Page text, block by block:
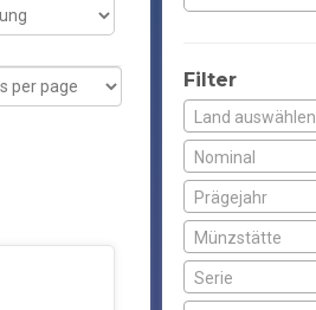
Filter
Land auswählen
Nominal
Prägejahr
Münzstätte
Serie